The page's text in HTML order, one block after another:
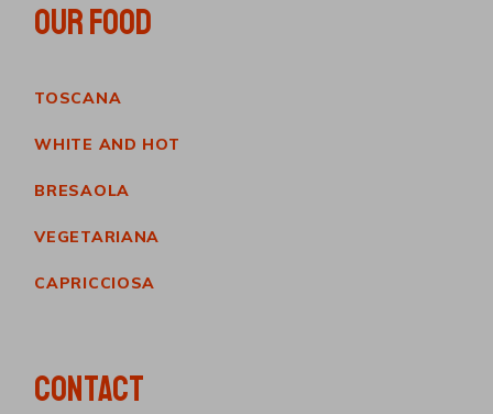
OUR FOOD
TOSCANA
WHITE AND HOT
BRESAOLA
VEGETARIANA
CAPRICCIOSA
CONTACT